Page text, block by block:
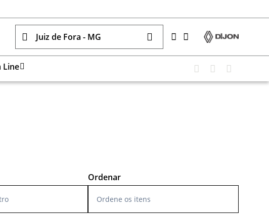
Juiz de Fora - MG
Line
Ordene os itens